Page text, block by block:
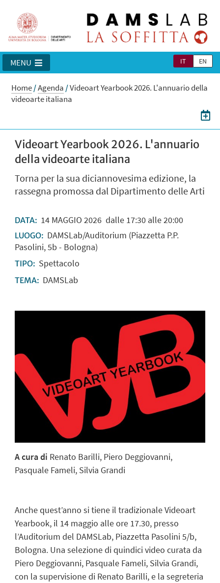
IT EN
MENU
Home/Agenda /Videoart Yearbook 2026. L'annuario della
videoarte italiana
Videoart Yearbook 2026. L'annuario
della videoarte italiana
Torna per la sua diciannovesima edizione, la
rassegna promossa dal Dipartimento delle Arti
DATA: 14MAGGIO 2026dalle 17:30 alle 20:00
LUOGO: DAMSLab/Auditorium (Piazzetta P.P.
Pasolini, 5b - Bologna)
TIPO: Spettacolo
TEMA: DAMSLab
A cura di Renato Barilli, Piero Deggiovanni,
Pasquale Fameli, Silvia Grandi
Anche quest’anno si tiene il tradizionale Videoart
Yearbook, il 14 maggio alle ore 17.30, presso
l’Auditorium del DAMSLab, Piazzetta Pasolini 5/b,
Bologna. Una selezione di quindici video curata da
Piero Deggiovanni, Pasquale Fameli, Silvia Grandi,
con la supervisione di Renato Barilli, e la segreteria